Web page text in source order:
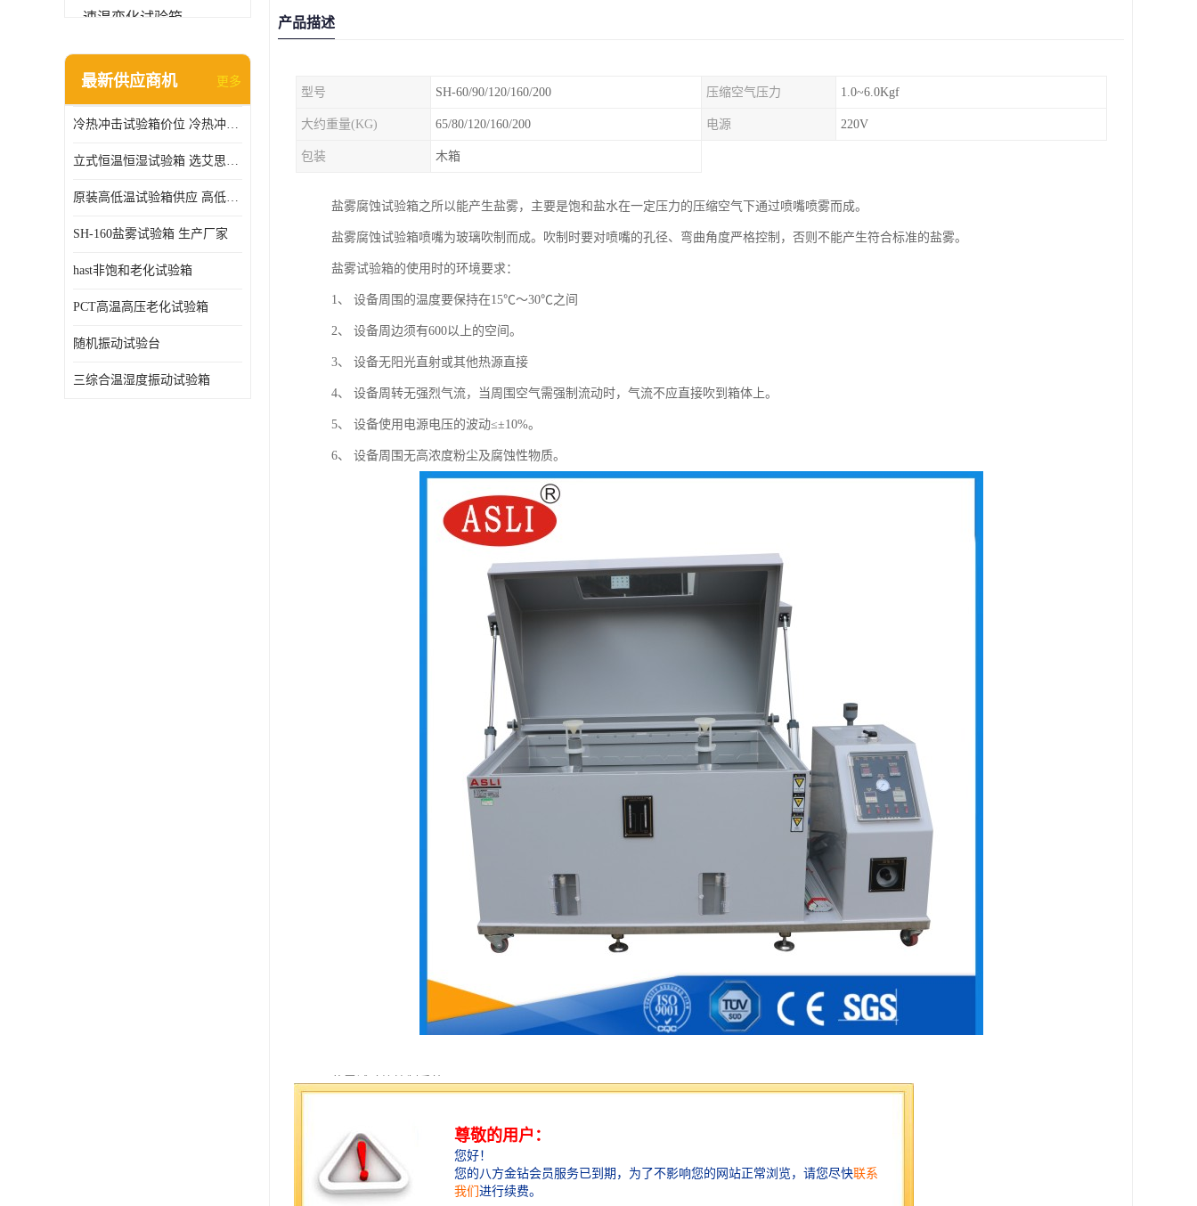
速温变化试验箱
淋雨试验箱(沙尘)
高压加速老化试验箱
最新供应商机 更多
冷热冲击试验箱价位 冷热冲击试验设备 非标定制
立式恒温恒湿试验箱 选艾思荔厂家
原装高低温试验箱供应 高低温交变湿热试验箱
SH-160盐雾试验箱 生产厂家
hast非饱和老化试验箱
PCT高温高压老化试验箱
随机振动试验台
三综合温湿度振动试验箱
产品描述
型号 SH-60/90/120/160/200 压缩空气压力 1.0~6.0Kgf
大约重量(KG) 65/80/120/160/200 电源 220V
包装 木箱
盐雾腐蚀试验箱之所以能产生盐雾，主要是饱和盐水在一定压力的压缩空气下通过喷嘴喷雾而成。
盐雾腐蚀试验箱喷嘴为玻璃吹制而成。吹制时要对喷嘴的孔径、弯曲角度严格控制，否则不能产生符合标准的盐雾。
盐雾试验箱的使用时的环境要求：
1、 设备周围的温度要保持在15℃～30℃之间
2、 设备周边须有600以上的空间。
3、 设备无阳光直射或其他热源直接
4、 设备周转无强烈气流，当周围空气需强制流动时，气流不应直接吹到箱体上。
5、 设备使用电源电压的波动≤±10%。
6、 设备周围无高浓度粉尘及腐蚀性物质。
盐雾试验箱控制系统
2. 传感器：PT100测试传感器
3. 时间继电器：1s~9999h可调；双位时间继电器，0.1~99小时可设定喷停时间